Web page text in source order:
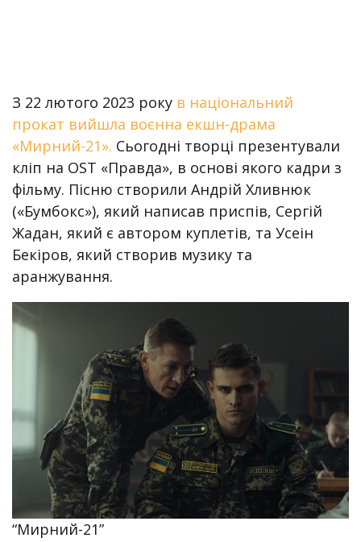
З 22 лютого 2023 року в національний
прокат вийшла воєнна екшн-драма
«Мирний-21». Сьогодні творці презентували
кліп на OST «Правда», в основі якого кадри з
фільму. Пісню створили Андрій Хливнюк
(«Бумбокс»), який написав приспів, Сергій
Жадан, який є автором куплетів, та Усеін
Бекіров, який створив музику та
аранжування.
“Мирний-21”